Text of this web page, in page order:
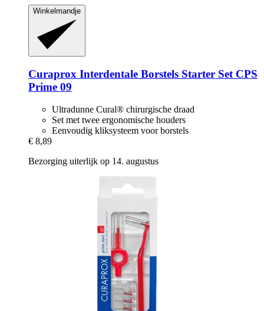
Winkelmandje
Curaprox Interdentale Borstels Starter Set CPS
Prime 09
Ultradunne Cural® chirurgische draad
Set met twee ergonomische houders
Eenvoudig kliksysteem voor borstels
€ 8,89
Bezorging uiterlijk op 14. augustus